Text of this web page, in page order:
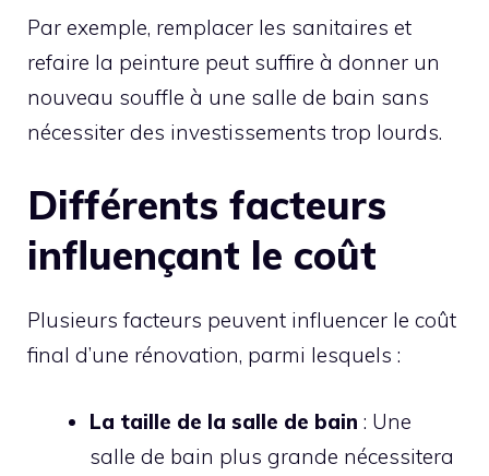
Par exemple, remplacer les sanitaires et
refaire la peinture peut suffire à donner un
nouveau souffle à une salle de bain sans
nécessiter des investissements trop lourds.
Différents facteurs
influençant le coût
Plusieurs facteurs peuvent influencer le coût
final d’une rénovation, parmi lesquels :
La taille de la salle de bain : Une
salle de bain plus grande nécessitera